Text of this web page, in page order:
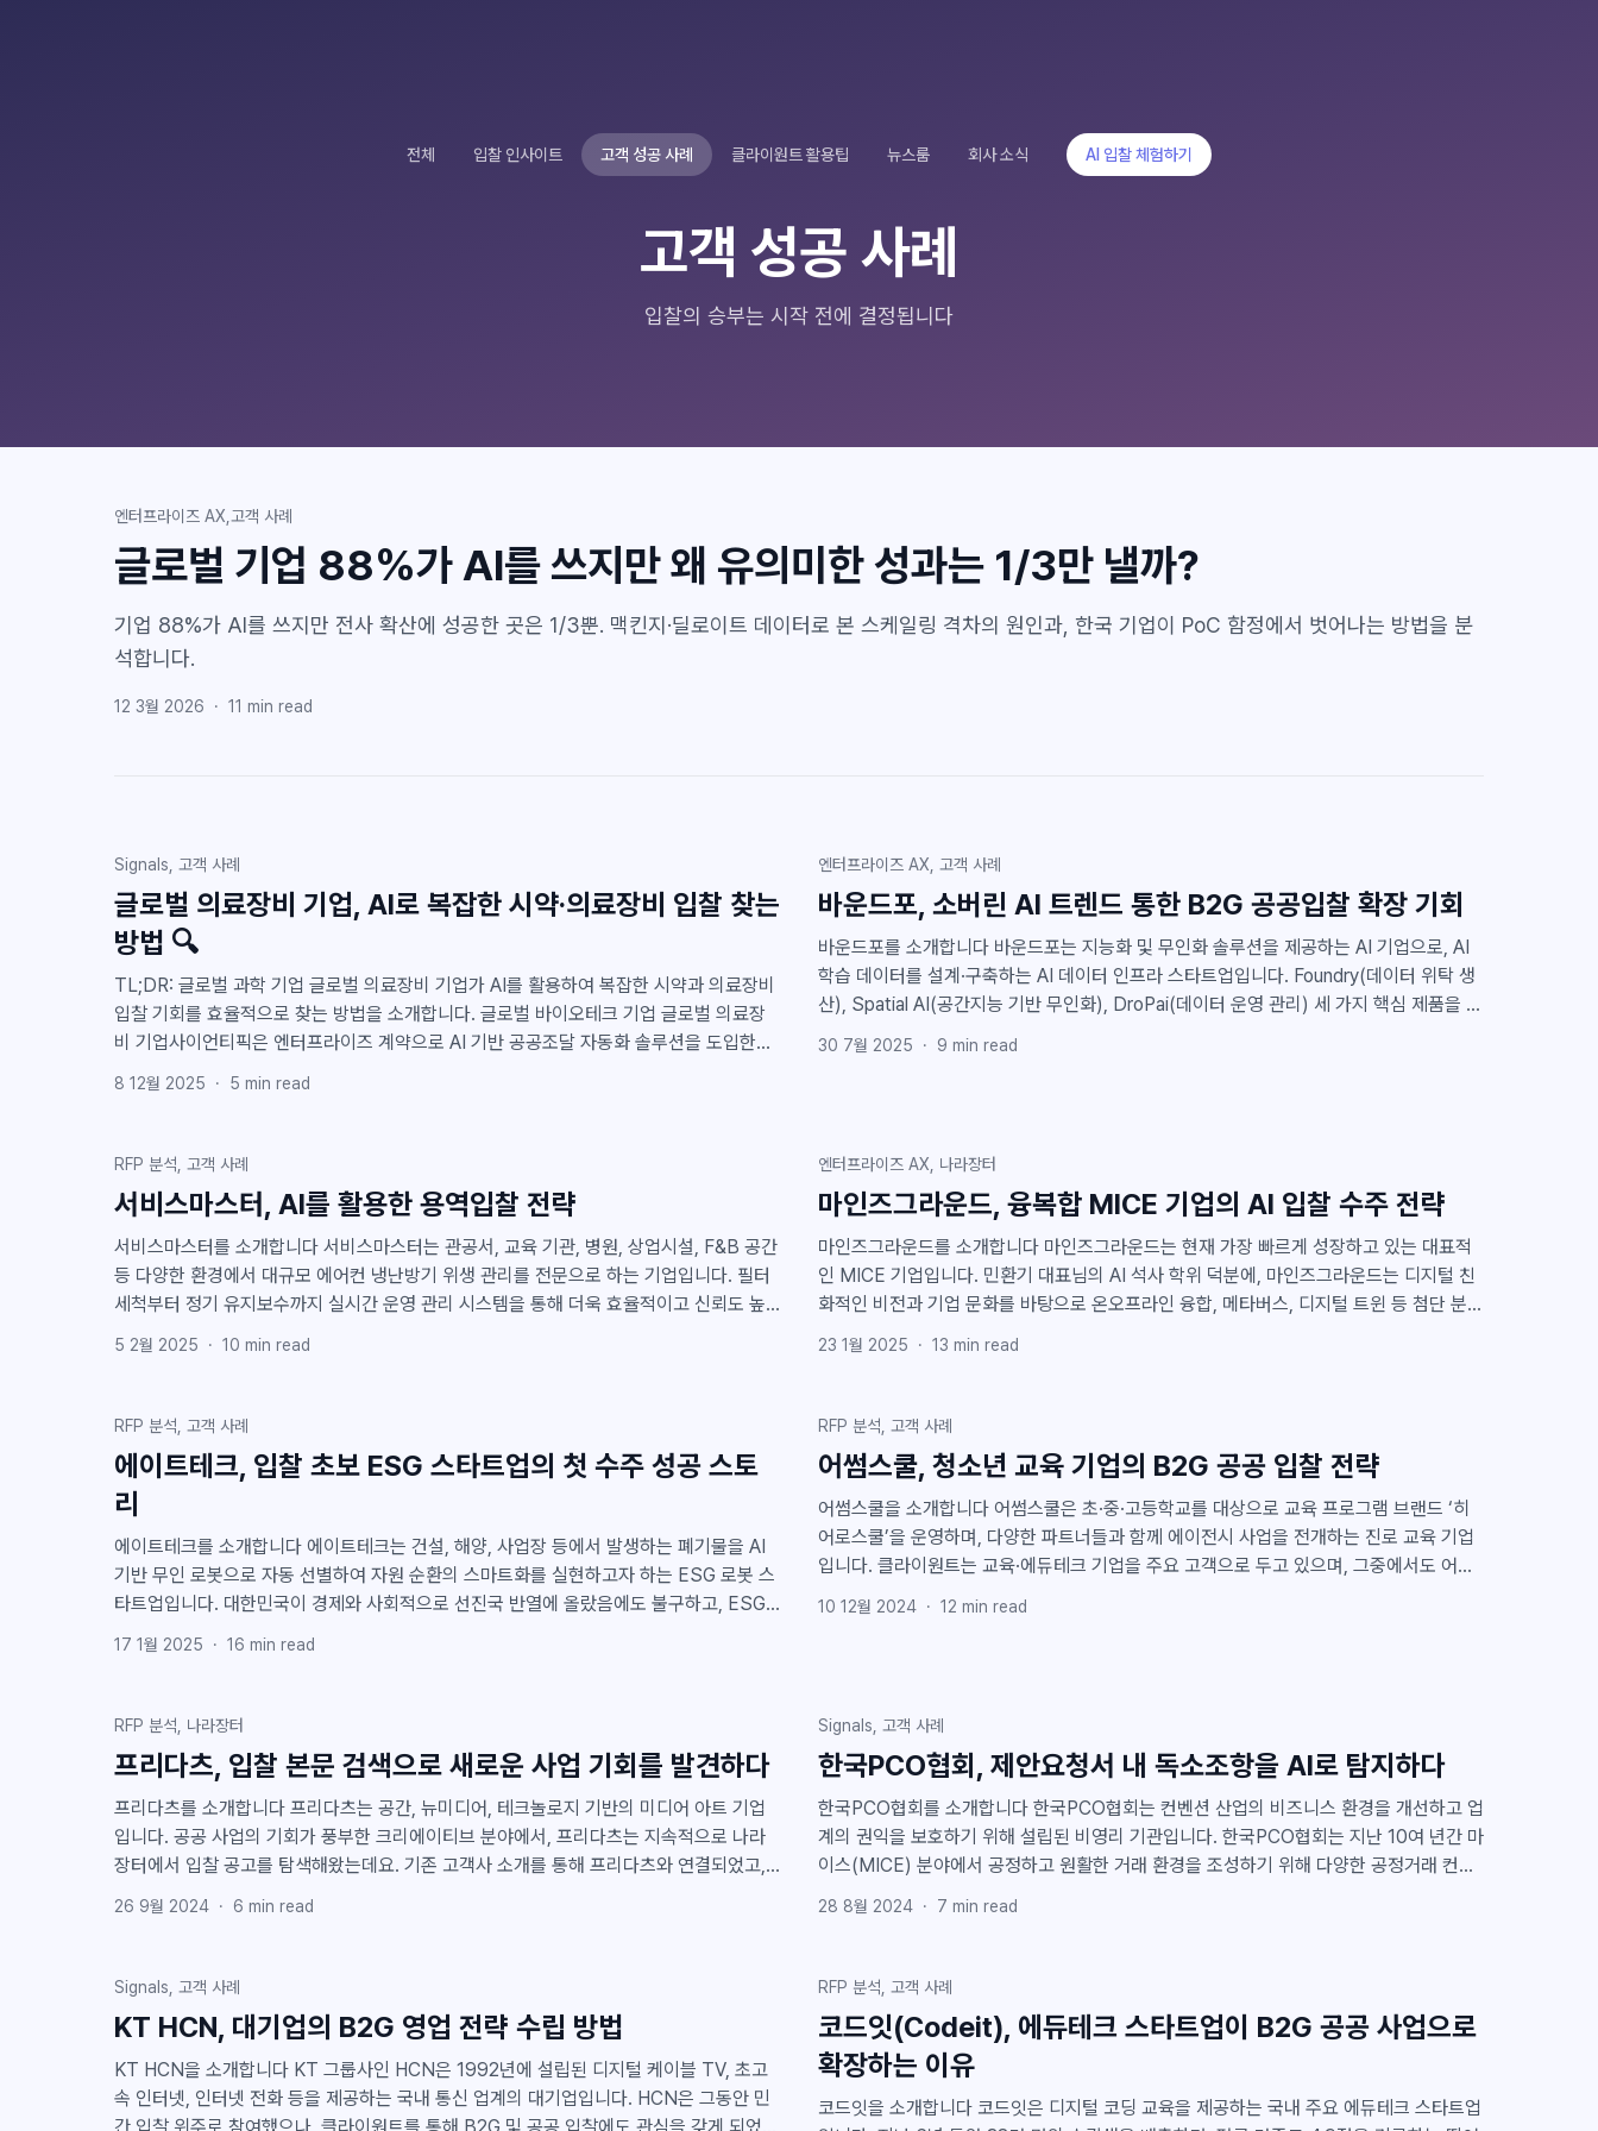
전체 입찰 인사이트 고객 성공 사례 클라이원트 활용팁 뉴스룸 회사 소식 AI 입찰 체험하기
고객 성공 사례
입찰의 승부는 시작 전에 결정됩니다
엔터프라이즈 AX 고객 사례
글로벌 기업 88%가 AI를 쓰지만 왜 유의미한 성과는 1/3만 낼까?
기업 88%가 AI를 쓰지만 전사 확산에 성공한 곳은 1/3뿐. 맥킨지·딜로이트 데이터로 본 스케일링 격차의 원인과, 한국 기업이 PoC 함정에서 벗어나는 방법을 분
석합니다.
12 3월 2026 · 11 min read
Signals, 고객 사례
글로벌 의료장비 기업, AI로 복잡한 시약·의료장비 입찰 찾는
방법 🔍
TL;DR: 글로벌 과학 기업 글로벌 의료장비 기업가 AI를 활용하여 복잡한 시약과 의료장비
입찰 기회를 효율적으로 찾는 방법을 소개합니다. 글로벌 바이오테크 기업 글로벌 의료장
비 기업사이언티픽은 엔터프라이즈 계약으로 AI 기반 공공조달 자동화 솔루션을 도입한
뒤, 매출이 45.5% 성장하고 입찰 참여 횟수 역시 32.0% 증가하는 성과를 달성했습니다.
분석 솔루션 공급 - 플래텀AI 기반 입찰 분석 솔루션 업체 클라이원트가 글로벌 바이오테크
기업 써모 피셔 사이언티픽의 한국 법인에 엔터프라이즈 솔루션을 공급했다고 20일 밝혔
다. 써모 피셔 사이언티픽은 S&P 500과 Fortune 500에 포함된 미국 기업이다.스타트업
생태계의 모든 것 \'플래텀(Platum)\'Platum 반복된 입찰 작업을 매
8 12월 2025 · 5 min read
엔터프라이즈 AX, 고객 사례
바운드포, 소버린 AI 트렌드 통한 B2G 공공입찰 확장 기회
바운드포를 소개합니다 바운드포는 지능화 및 무인화 솔루션을 제공하는 AI 기업으로, AI
학습 데이터를 설계·구축하는 AI 데이터 인프라 스타트업입니다. Foundry(데이터 위탁 생
산), Spatial AI(공간지능 기반 무인화), DroPai(데이터 운영 관리) 세 가지 핵심 제품을 통
해 AI 운영 비용과 학습 시간을 절감하고 모델 성능을 향상시킵니다. 또한 Perception AI,
진출이라는 새로운 도약을 모색했고, 직접 컨소시엄을 구축하여 대형 입찰에 참여했습니
다. 이번 글에서는 왜 AI 기
30 7월 2025 · 9 min read
RFP 분석, 고객 사례
서비스마스터, AI를 활용한 용역입찰 전략
서비스마스터를 소개합니다 서비스마스터는 관공서, 교육 기관, 병원, 상업시설, F&B 공간
등 다양한 환경에서 대규모 에어컨 냉난방기 위생 관리를 전문으로 하는 기업입니다. 필터
세척부터 정기 유지보수까지 실시간 운영 관리 시스템을 통해 더욱 효율적이고 신뢰도 높
은 서비스를 제공합니다. 전문 엔지니어 팀의 풍부한 경험과 기술력을 바탕으로 국내 모든
스터는 이러한 기회를 적극 활용하여 위생관리 및 세척 용역 프로젝트에 입찰하고, 성공적
으로 수주하는 전략을 구축해왔습니다. 이번 글에서는 서비스마스터가 공공 프로젝트를 어
떻게 확보하고, 효율적으로 운영하는지 그 핵심 비결을 공개합니다! 클라이원트의 공공 입
5 2월 2025 · 10 min read
엔터프라이즈 AX, 나라장터
마인즈그라운드, 융복합 MICE 기업의 AI 입찰 수주 전략
마인즈그라운드를 소개합니다 마인즈그라운드는 현재 가장 빠르게 성장하고 있는 대표적
인 MICE 기업입니다. 민환기 대표님의 AI 석사 학위 덕분에, 마인즈그라운드는 디지털 친
화적인 비전과 기업 문화를 바탕으로 온오프라인 융합, 메타버스, 디지털 트윈 등 첨단 분야
에서 새로운 MICE의 기준을 제시하고 있습니다. 특히 최근 개편된 차세대 나라장터로 인
졌다는 긍정적인 피드백을 주셨습니다. 마인즈그라운드는 한국PCO협회를 통해 처음 만나
게 되었으며, 협회 회원사 중 가장 먼저 클라이원트를 도입한 선도적인 사례였습니다. 10년
이상의 경력을 보유한 MICE 전문가들이 다수 포진해 있을 뿐만 아니라, 전략적인 입찰 수
주를 위해 AI와 데이터 분석의 중요성을 깊이 이해하고, 클라이원트의 가치를 신속히 파악
하여 이를
23 1월 2025 · 13 min read
RFP 분석, 고객 사례
에이트테크, 입찰 초보 ESG 스타트업의 첫 수주 성공 스토
리
에이트테크를 소개합니다 에이트테크는 건설, 해양, 사업장 등에서 발생하는 폐기물을 AI
기반 무인 로봇으로 자동 선별하여 자원 순환의 스마트화를 실현하고자 하는 ESG 로봇 스
타트업입니다. 대한민국이 경제와 사회적으로 선진국 반열에 올랐음에도 불구하고, ESG
에 대한 인식과 투자는 여전히 다른 선진국에 비해 부족한 실정입니다. 일상에서 발생하는
로봇을 활용해 환경 변화를 선도하고 있습니다. 이번 글에서는 나라장터에서 찾기 어려운
특수한 사업 공고를 클라이원트를 통해 적시에 포착하고, 이를 실제 입찰 수주로 연결한 과
정을 상세히 소개합니다. 클라이원트의 입찰 분석 솔루션, 궁금하지 않으세요? 인력 부족
스타트업이 B2G로 확장하게 된 배경 에이트테크는 클라이원트를 만나기 전까지 오로지
B2B
17 1월 2025 · 16 min read
RFP 분석, 고객 사례
어썸스쿨, 청소년 교육 기업의 B2G 공공 입찰 전략
어썸스쿨을 소개합니다 어썸스쿨은 초·중·고등학교를 대상으로 교육 프로그램 브랜드 ‘히
어로스쿨’을 운영하며, 다양한 파트너들과 함께 에이전시 사업을 전개하는 진로 교육 기업
입니다. 클라이원트는 교육·에듀테크 기업을 주요 고객으로 두고 있으며, 그중에서도 어썸
스쿨은 클라이원트를 효과적으로 활용하면서 동시에 새로운 인사이트를 제공하는 모범 사
소개해 드리겠습니다. AI 입찰 분석, 클라이원트 상담 받기 공공 교육 시장에서의 입지와 역
할 어썸스쿨은 청소년을 대상으로 교육하는 기업입니다. 가장 큰 매출원은 공공 입찰 및 기
10 12월 2024 · 12 min read
RFP 분석, 나라장터
프리다츠, 입찰 본문 검색으로 새로운 사업 기회를 발견하다
프리다츠를 소개합니다 프리다츠는 공간, 뉴미디어, 테크놀로지 기반의 미디어 아트 기업
입니다. 공공 사업의 기회가 풍부한 크리에이티브 분야에서, 프리다츠는 지속적으로 나라
장터에서 입찰 공고를 탐색해왔는데요. 기존 고객사 소개를 통해 프리다츠와 연결되었고,
현재 프리다츠는 클라이원트의 소중한 고객으로서 적극적으로 피드백을 교환하며, 스마트
발굴하고 입찰을 수주하는지 그 노하우를 상세히 소개하겠습니다. 클라이원트 도입 문의하
사업 공고 제목만 검색할 수 있습니다. 그러나 공고 제목만으로는 사업의 내용을 정확히 파
악하기 어려워, 우리 회사가 수주할 수 있었던 사업 기회를 놓치기 쉽습니다. 그래서 많은
기업들이 제안요청서
26 9월 2024 · 6 min read
Signals, 고객 사례
한국PCO협회, 제안요청서 내 독소조항을 AI로 탐지하다
한국PCO협회를 소개합니다 한국PCO협회는 컨벤션 산업의 비즈니스 환경을 개선하고 업
계의 권익을 보호하기 위해 설립된 비영리 기관입니다. 한국PCO협회는 지난 10여 년간 마
이스(MICE) 분야에서 공정하고 원활한 거래 환경을 조성하기 위해 다양한 공정거래 컨설
팅을 진행해왔는데요. 특히 사전규격, 제안요청서, 과업지시서 등 입찰 문서 내 불공정 조항
한 후 피해를 입는 경우도 많았다고 합니다. 이처럼 의미 있는 작업을 더 빠르고 정확하게
수행하기 위해, 클라이원트는 한국PCO협회와 협력하여 리스크 분석이라는 신규 기능을
개발하고 고도화하고 있습니다. AI를 활용하여 RFP 본문 내 모든 조항을 세심하게 검토하
고, 문제가 될 만한 조항을 식별하여 개선안을 제안하는 역할을 합니다. 클라이원트와 한국
28 8월 2024 · 7 min read
Signals, 고객 사례
KT HCN, 대기업의 B2G 영업 전략 수립 방법
KT HCN을 소개합니다 KT 그룹사인 HCN은 1992년에 설립된 디지털 케이블 TV, 초고
속 인터넷, 인터넷 전화 등을 제공하는 국내 통신 업계의 대기업입니다. HCN은 그동안 민
RFP 분석, 고객 사례
코드잇(Codeit), 에듀테크 스타트업이 B2G 공공 사업으로
확장하는 이유
코드잇을 소개합니다 코드잇은 디지털 코딩 교육을 제공하는 국내 주요 에듀테크 스타트업